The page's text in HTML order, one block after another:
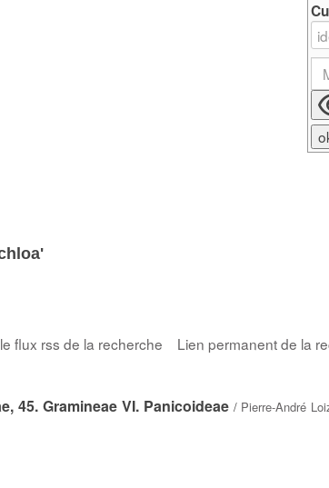
flux rss de la recherche Lien permanent de la
45. Gramineae VI. Panicoideae/ Pierre-André